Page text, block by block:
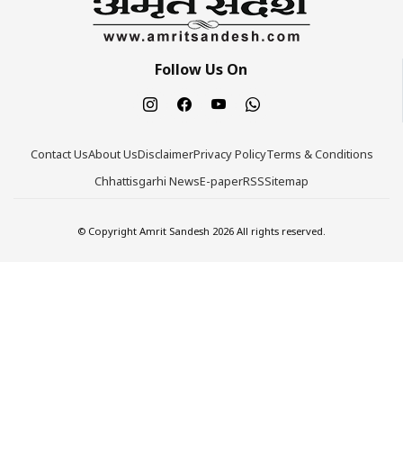
Follow Us On
Contact UsAbout UsDisclaimerPrivacy PolicyTerms & Conditions
Chhattisgarhi NewsE-paperRSSSitemap
© Copyright Amrit Sandesh 2026 All rights reserved.